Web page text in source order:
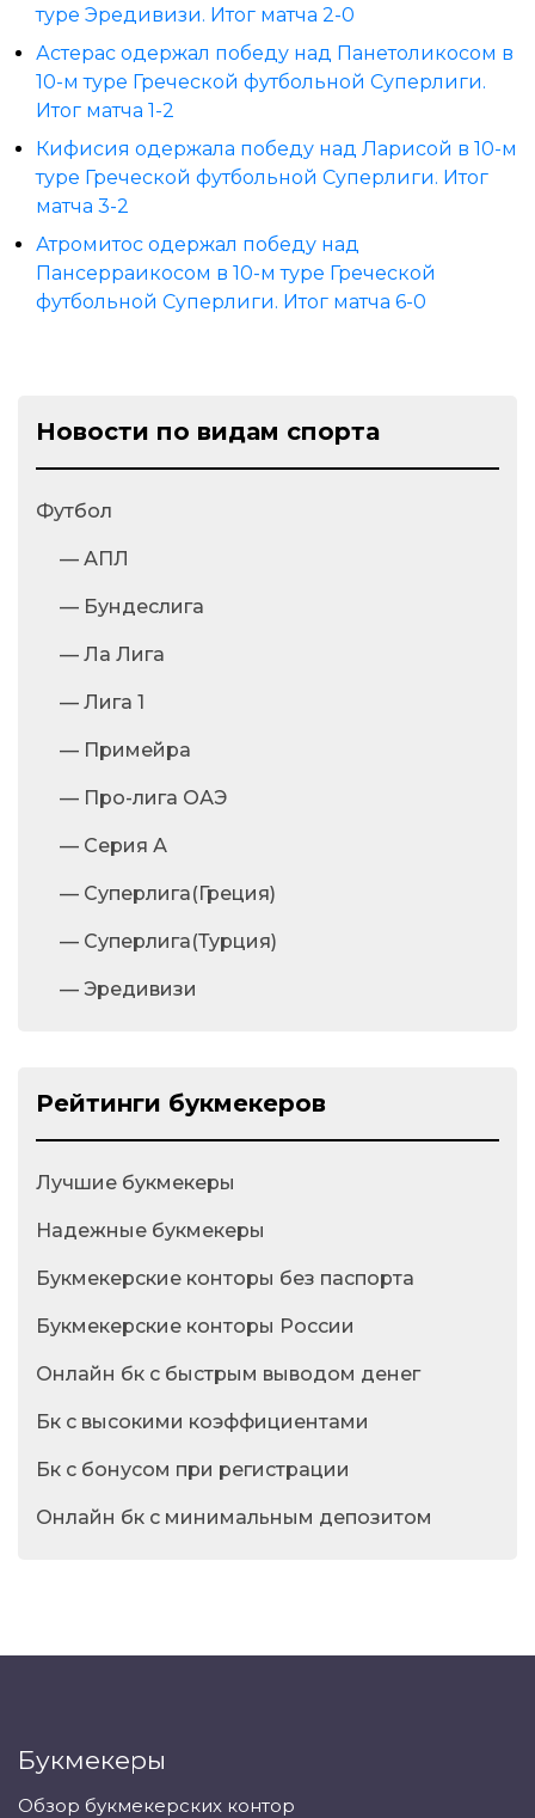
туре Эредивизи. Итог матча 2-0
Астерас одержал победу над Панетоликосом в
10-м туре Греческой футбольной Суперлиги.
Итог матча 1-2
Кифисия одержала победу над Ларисой в 10-м
туре Греческой футбольной Суперлиги. Итог
матча 3-2
Атромитос одержал победу над
Пансерраикосом в 10-м туре Греческой
футбольной Суперлиги. Итог матча 6-0
Новости по видам спорта
Футбол
— АПЛ
— Бундеслига
— Ла Лига
— Лига 1
— Примейра
— Про-лига ОАЭ
— Серия А
— Суперлига(Греция)
— Суперлига(Турция)
— Эредивизи
Рейтинги букмекеров
Лучшие букмекеры
Надежные букмекеры
Букмекерские конторы без паспорта
Букмекерские конторы России
Онлайн бк с быстрым выводом денег
Бк с высокими коэффициентами
Бк с бонусом при регистрации
Онлайн бк с минимальным депозитом
Букмекеры
Обзор букмекерских контор